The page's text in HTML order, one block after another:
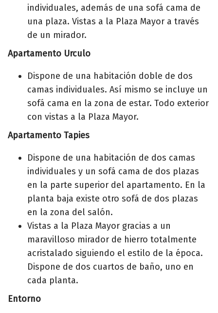
individuales, además de una sofá cama de
una plaza. Vistas a la Plaza Mayor a través
de un mirador.
Apartamento Urculo
Dispone de una habitación doble de dos
camas individuales. Así mismo se incluye un
sofá cama en la zona de estar. Todo exterior
con vistas a la Plaza Mayor.
Apartamento Tapies
Dispone de una habitación de dos camas
individuales y un sofá cama de dos plazas
en la parte superior del apartamento. En la
planta baja existe otro sofá de dos plazas
en la zona del salón.
Vistas a la Plaza Mayor gracias a un
maravilloso mirador de hierro totalmente
acristalado siguiendo el estilo de la época.
Dispone de dos cuartos de baño, uno en
cada planta.
Entorno